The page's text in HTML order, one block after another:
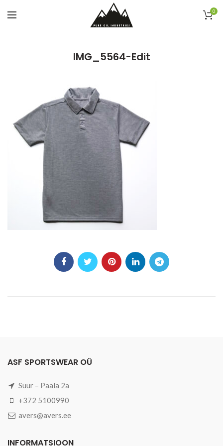
0
IMG_5564-Edit
ASF SPORTSWEAR OÜ
Suur – Paala 2a
+372 5100990
avers@avers.ee
INFORMATSIOON